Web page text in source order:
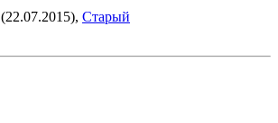
(22.07.2015), Старый